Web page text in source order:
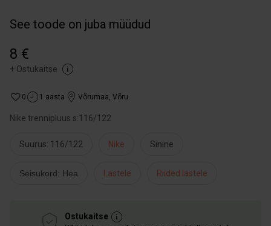
See toode on juba müüdud
8 €
+ Ostukaitse
0 1 aasta Võrumaa, Võru
Nike trennipluus s:116/122
Suurus: 116/122 Nike Sinine
Seisukord: Hea Lastele Riided lastele
Ostukaitse